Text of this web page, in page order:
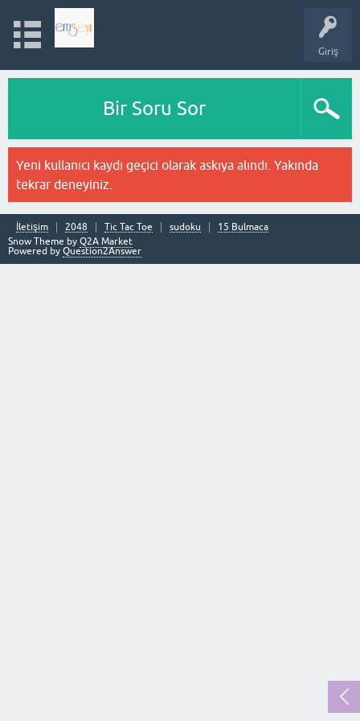
Giriş
Bir Soru Sor
Yeni kullanıcı kaydı geçici olarak askıya alındı. Yakında
tekrar deneyiniz.
İletişim 2048 Tic Tac Toe sudoku
15 Bulmaca
Snow Theme by Q2A Market
Powered by Question2Answer